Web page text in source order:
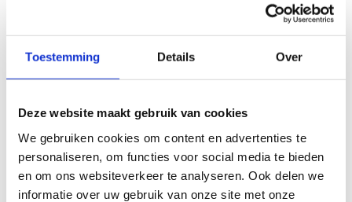
Toestemming Details Over
Deze website maakt gebruik van cookies
We gebruiken cookies om content en advertenties te
personaliseren, om functies voor social media te bieden
en om ons websiteverkeer te analyseren. Ook delen we
informatie over uw gebruik van onze site met onze
375 meter lange BMX-piste aangelegd. Het BMX-
parcours bestaat uit vier stroken in dolomiet en
een startheuvel met volautomatisch starthekken.
De buitenpiste is verlicht.